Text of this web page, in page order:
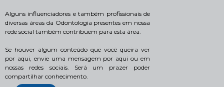
Alguns influenciadores e também profissionais de
diversas áreas da Odontologia presentes em nossa
rede social também contribuem para esta área.
Se houver algum conteúdo que você queira ver
por aqui, envie uma mensagem por aqui ou em
nossas redes sociais. Será um prazer poder
compartilhar conhecimento.